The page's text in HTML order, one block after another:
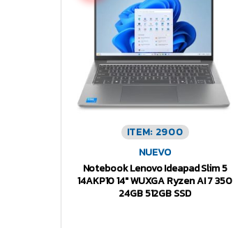
ITEM: 2900
NUEVO
Notebook Lenovo Ideapad Slim 5
14AKP10 14″ WUXGA Ryzen AI 7 350
24GB 512GB SSD